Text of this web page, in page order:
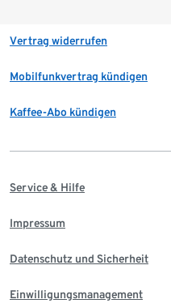
Vertrag widerrufen
Mobilfunkvertrag kündigen
Kaffee-Abo kündigen
Service & Hilfe
Impressum
Datenschutz und Sicherheit
Einwilligungsmanagement